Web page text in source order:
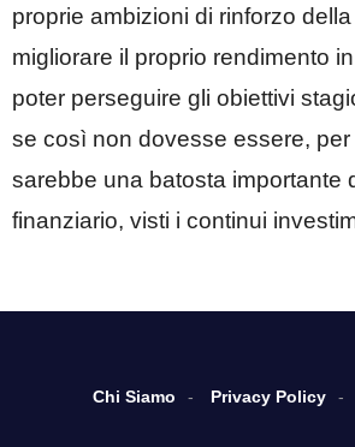
proprie ambizioni di rinforzo
migliorare il proprio rendimento
poter perseguire gli obiettivi
se così non dovesse essere, per
sarebbe una batosta importante
finanziario, visti i continui
Chi Siamo Privacy Policy